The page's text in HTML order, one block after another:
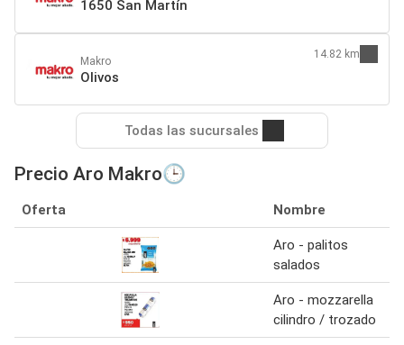
1650 San Martín
Makro
Olivos
14.82 km
Todas las sucursales
Precio Aro Makro🕒
Oferta Nombre
Aro - palitos
salados
Aro - mozzarella
cilindro / trozado